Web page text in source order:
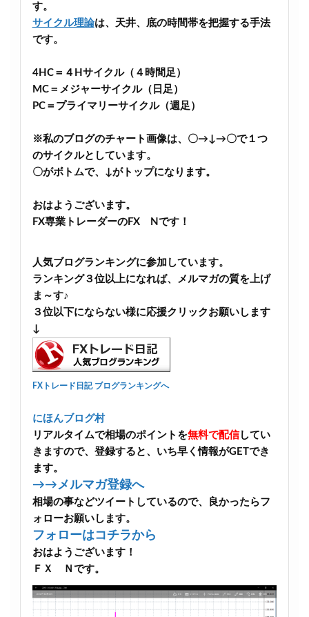
す。
サイクル理論は、天井、底の時間帯を把握する手法
です。
4HC＝４Hサイクル（４時間足）
MC＝メジャーサイクル（日足）
PC＝プライマリーサイクル（週足）
※私のブログのチャート画像は、〇→↓→〇で１つ
のサイクルとしています。
〇がボトムで、↓がトップになります。
おはようございます。
FX専業トレーダーのFX Nです！
人気ブログランキングに参加しています。
ランキング３位以上になれば、メルマガの質を上げ
ま～す♪
３位以下にならない様に応援クリックお願いします
↓
FXトレード日記 ブログランキングへ
にほんブログ村
リアルタイムで相場のポイントを無料で配信してい
きますので、登録すると、いち早く情報がGETでき
ます。
→→メルマガ登録へ
相場の事などツイートしているので、良かったらフ
ォローお願いします。
フォローはコチラから
おはようございます！
ＦＸ Ｎです。